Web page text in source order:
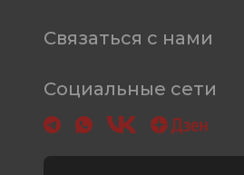
Связаться с нами
Социальные сети